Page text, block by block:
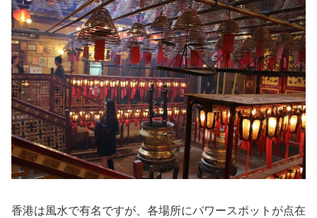
香港は風水で有名ですが、各場所にパワースポットが点在